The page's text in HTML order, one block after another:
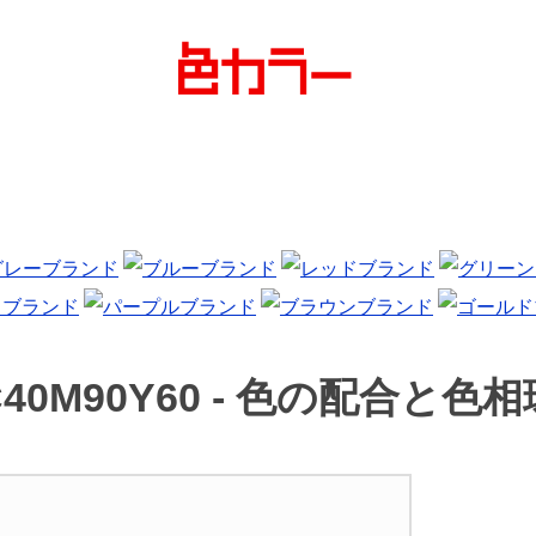
- 色の配合と色相